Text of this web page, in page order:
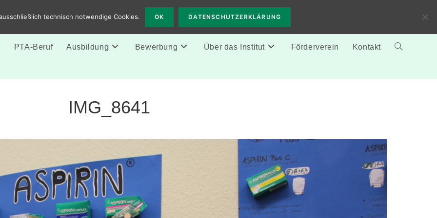
PTA-Beruf Ausbildung Bewerbung Über das Institut Förderverein Kontakt Website-
IMG_8641
technisch notwendige Cookies. OK DATENSCHUTZERKLÄRUNG